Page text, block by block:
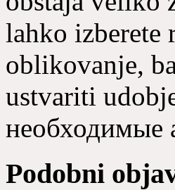
lahko izberete
oblikovanje,
ustvariti
необходимые
Podobni